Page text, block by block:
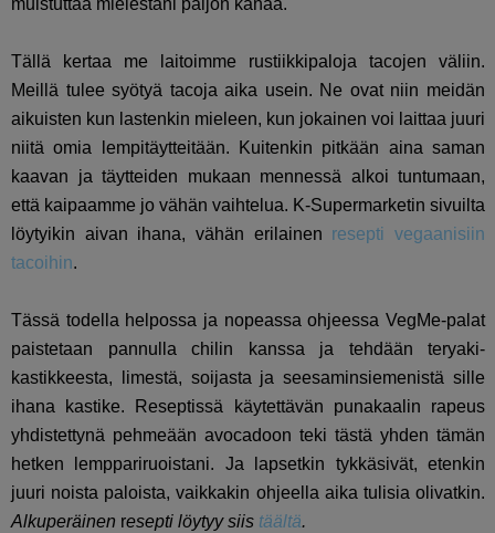
muistuttaa mielestäni paljon kanaa.
Tällä kertaa me laitoimme rustiikkipaloja tacojen väliin.
Meillä tulee syötyä tacoja aika usein. Ne ovat niin meidän
aikuisten kun lastenkin mieleen, kun jokainen voi laittaa juuri
niitä omia lempitäytteitään. Kuitenkin pitkään aina saman
kaavan ja täytteiden mukaan mennessä alkoi tuntumaan,
että kaipaamme jo vähän vaihtelua. K-Supermarketin sivuilta
löytyikin aivan ihana, vähän erilainen resepti vegaanisiin
tacoihin.
Tässä todella helpossa ja nopeassa ohjeessa VegMe-palat
paistetaan pannulla chilin kanssa ja tehdään teryaki-
kastikkeesta, limestä, soijasta ja seesaminsiemenistä sille
ihana kastike. Reseptissä käytettävän punakaalin rapeus
yhdistettynä pehmeään avocadoon teki tästä yhden tämän
hetken lemppariruoistani. Ja lapsetkin tykkäsivät, etenkin
juuri noista paloista, vaikkakin ohjeella aika tulisia olivatkin.
Alkuperäinen resepti löytyy siis täältä.